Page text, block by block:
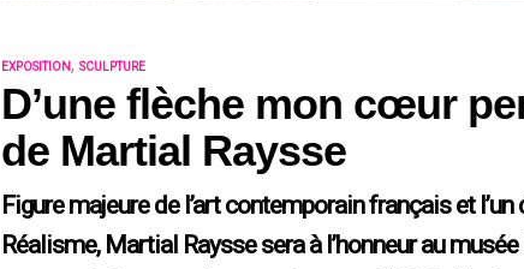
EXPOSITION , SCULPTURE
D’une flèche mon cœur
de Martial Raysse
Figure majeure de l’art contemporain français et
Réalisme, Martial Raysse sera à l’honneur au